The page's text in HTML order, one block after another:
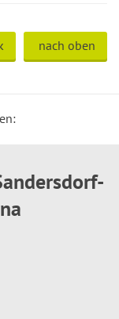
nach oben